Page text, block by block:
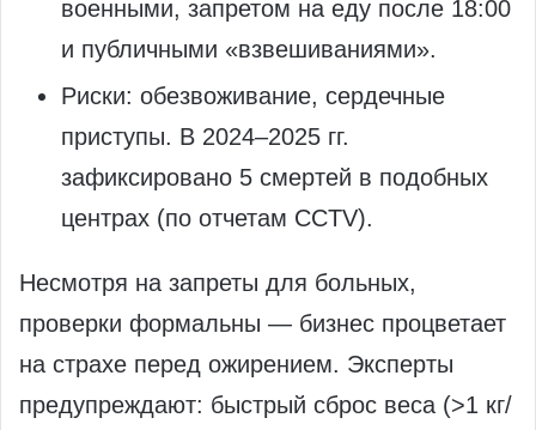
военными, запретом на еду после 18:00
и публичными «взвешиваниями».
Риски: обезвоживание, сердечные
приступы. В 2024–2025 гг.
зафиксировано 5 смертей в подобных
центрах (по отчетам CCTV).
Несмотря на запреты для больных,
проверки формальны — бизнес процветает
на страхе перед ожирением. Эксперты
предупреждают: быстрый сброс веса (>1 кг/